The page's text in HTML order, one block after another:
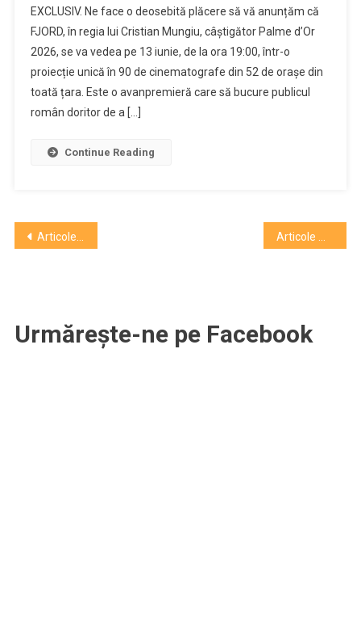
Unde
se
va
vedea
FJORD,
o
singură
EXCLUSIV. Ne face o deosebită plăcere să vă anunțăm că
FJORD, în regia lui Cristian Mungiu, câștigător Palme d’Or
2026, se va vedea pe 13 iunie, de la ora 19:00, într-o
proiecție unică în 90 de cinematografe din 52 de orașe din
toată țara. Este o avanpremieră care să bucure publicul
român doritor de a […]
Continue Reading
Navigare
Articole mai vechi Articole mai noi
Urmărește-ne pe Facebook